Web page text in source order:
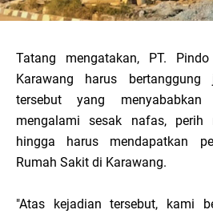
Tatang mengatakan, PT.
Karawang harus
tersebut yang menyababkan
mengalami sesak nafas, perih
hingga harus mendapatkan
Rumah Sakit di Karawang.
"Atas kejadian tersebut, kami